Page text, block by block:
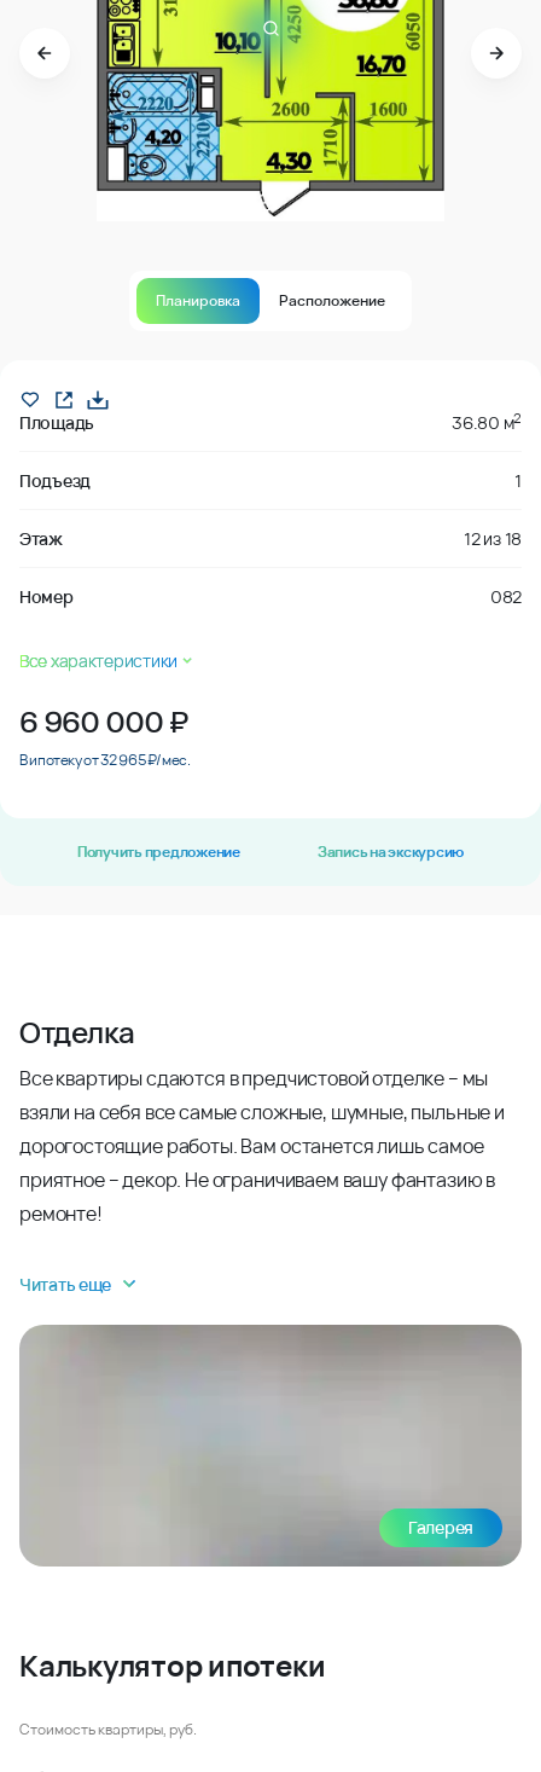
Планировка Расположение
Площадь 36.80 м2
Подъезд 1
Этаж 12из18
Номер 082
Все характеристики
6 960 000₽
В ипотеку от 32 965 ₽/мес.
Получить предложение Запись на экскурсию
Отделка
Все квартиры сдаются в предчистовой отделке – мы
взяли на себя все самые сложные, шумные, пыльные и
дорогостоящие работы. Вам останется лишь самое
приятное – декор. Не ограничиваем вашу фантазию в
ремонте!
Читать еще
Галерея
Калькулятор ипотеки
Стоимость квартиры, руб.